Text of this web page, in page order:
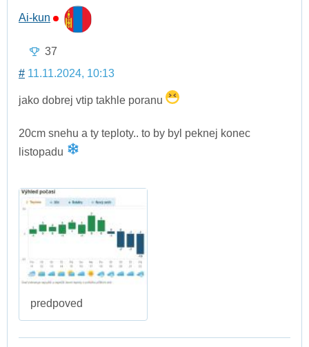
Ai-kun
37
# 11.11.2024, 10:13
jako dobrej vtip takhle poranu
20cm snehu a ty teploty.. to by byl peknej konec
listopadu
predpoved